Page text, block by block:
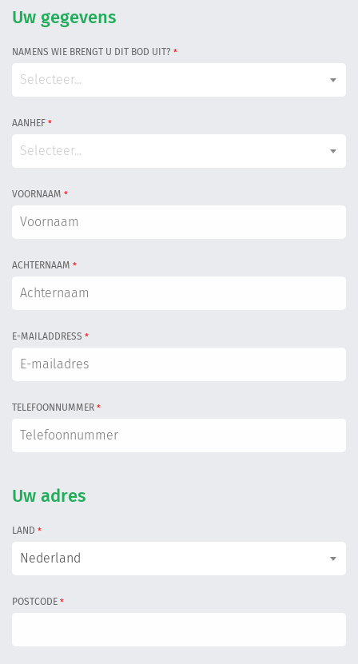
Uw gegevens
NAMENS WIE BRENGT U DIT BOD UIT? *
Selecteer...
AANHEF *
Selecteer...
VOORNAAM *
ACHTERNAAM *
E-MAILADDRESS *
TELEFOONNUMMER *
Uw adres
LAND *
Nederland
POSTCODE *